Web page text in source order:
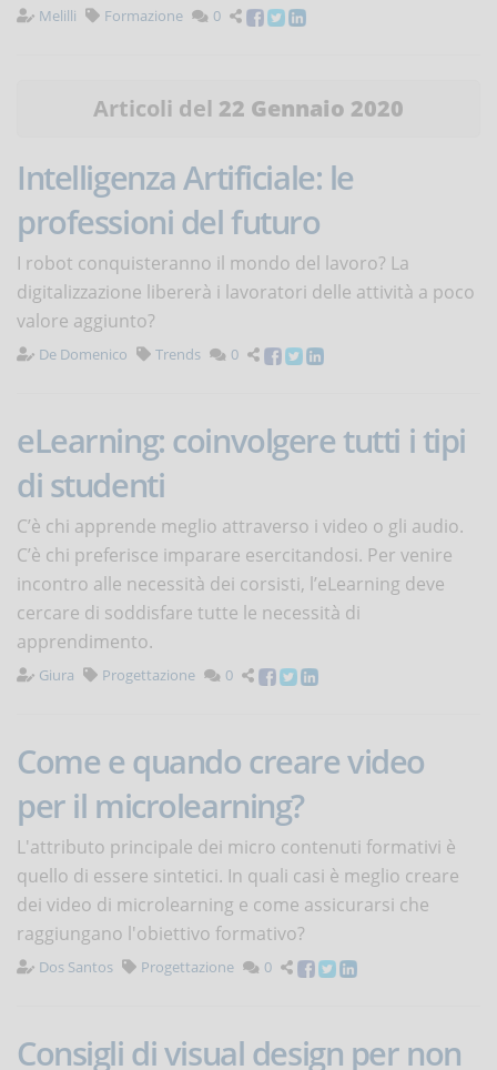
Melilli Formazione 0
Articoli del 22 Gennaio 2020
Intelligenza Artificiale: le
professioni del futuro
I robot conquisteranno il mondo del lavoro? La
digitalizzazione libererà i lavoratori delle attività a poco
valore aggiunto?
De Domenico Trends 0
eLearning: coinvolgere tutti i tipi
di studenti
C’è chi apprende meglio attraverso i video o gli audio.
C’è chi preferisce imparare esercitandosi. Per venire
incontro alle necessità dei corsisti, l’eLearning deve
cercare di soddisfare tutte le necessità di
apprendimento.
Giura Progettazione 0
Come e quando creare video
per il microlearning?
L'attributo principale dei micro contenuti formativi è
quello di essere sintetici. In quali casi è meglio creare
dei video di microlearning e come assicurarsi che
raggiungano l'obiettivo formativo?
Dos Santos Progettazione 0
Consigli di visual design per non